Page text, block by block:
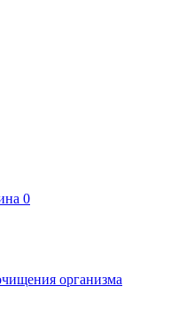
0
организма